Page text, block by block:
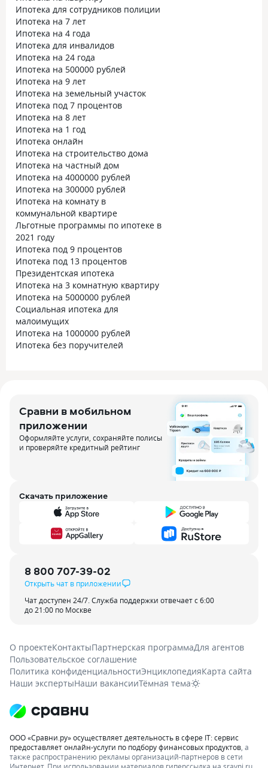
Ипотека для сотрудников полиции
Ипотека на 7 лет
Ипотека на 4 года
Ипотека для инвалидов
Ипотека на 24 года
Ипотека на 500000 рублей
Ипотека на 9 лет
Ипотека на земельный участок
Ипотека под 7 процентов
Ипотека на 8 лет
Ипотека на 1 год
Ипотека онлайн
Ипотека на строительство дома
Ипотека на частный дом
Ипотека на 4000000 рублей
Ипотека на 300000 рублей
Ипотека на комнату в
коммунальной квартире
Льготные программы по ипотеке в
2021 году
Ипотека под 9 процентов
Ипотека под 13 процентов
Президентская ипотека
Ипотека на 3 комнатную квартиру
Ипотека на 5000000 рублей
Социальная ипотека для
малоимущих
Ипотека на 1000000 рублей
Ипотека без поручителей
Сравни в мобильном
приложении
Оформляйте услуги, сохраняйте полисы
и проверяйте кредитный рейтинг
Скачать приложение
8 800 707-39-02
Открыть чат в приложении
Чат доступен 24/7. Служба поддержки отвечает с 6:00
до 21:00 по Москве
О проектеКонтактыПартнерская программаДля агентов
Пользовательское соглашение
Политика конфиденциальностиЭнциклопедияКарта сайта
Наши экспертыНаши вакансииТёмная тема
ООО «Сравни.ру» осуществляет деятельность в сфере IT: сервис
предоставляет онлайн-услуги по подбору финансовых продуктов , а
также распространению рекламы организаций-партнеров в сети